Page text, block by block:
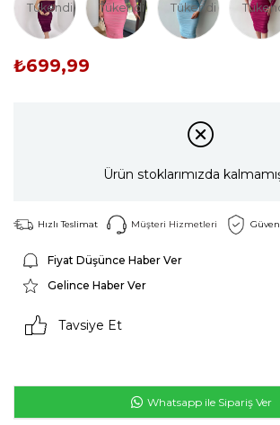
Tükendi Tükendi Tükendi
₺699,99
Ürün stoklarımızda
Hızlı Teslimat Müşteri Hizmetleri
Fiyat Düşünce Haber Ver
Gelince Haber Ver
Tavsiye Et
Whatsapp ile Sipariş Ver